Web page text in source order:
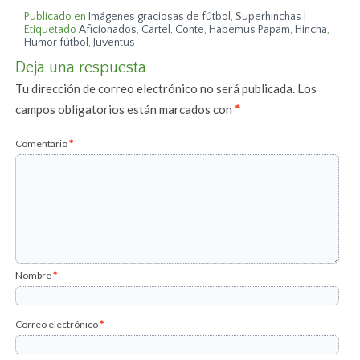
Publicado en Imágenes graciosas de fútbol , Superhinchas
Etiquetado Aficionados, Cartel , Conte, Habemus Papam, Hincha,
Humor fútbol , Juventus
Deja una respuesta
Tu dirección de correo electrónico no será publicada. Los
campos obligatorios están marcados con*
Comentario*
Nombre*
Correo electrónico*